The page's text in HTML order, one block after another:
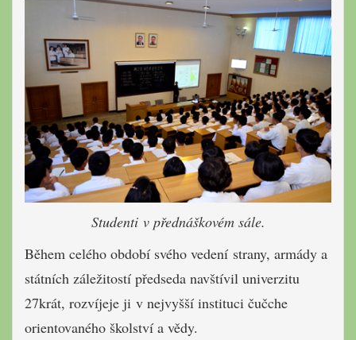
Studenti v přednáškovém sále.
Během celého období svého vedení strany, armády a
státních záležitostí předseda navštívil univerzitu
27krát, rozvíjeje ji v nejvyšší instituci čučche
orientovaného školství a vědy.